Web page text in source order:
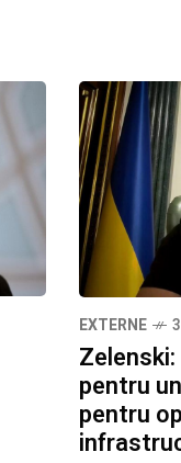
EXTERNE
pentru
pentru